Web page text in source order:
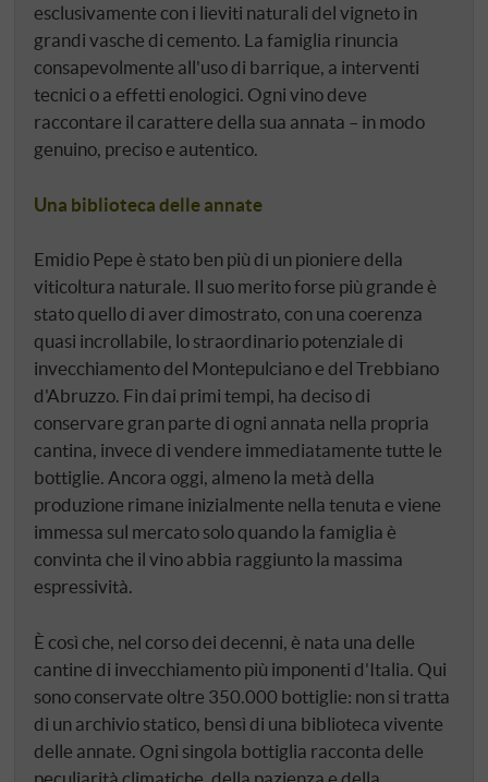
esclusivamente con i lieviti naturali del vigneto in
grandi vasche di cemento. La famiglia rinuncia
consapevolmente all'uso di barrique, a interventi
tecnici o a effetti enologici. Ogni vino deve
raccontare il carattere della sua annata – in modo
genuino, preciso e autentico.
Una biblioteca delle annate
Emidio Pepe è stato ben più di un pioniere della
viticoltura naturale. Il suo merito forse più grande è
stato quello di aver dimostrato, con una coerenza
quasi incrollabile, lo straordinario potenziale di
invecchiamento del Montepulciano e del Trebbiano
d'Abruzzo. Fin dai primi tempi, ha deciso di
conservare gran parte di ogni annata nella propria
cantina, invece di vendere immediatamente tutte le
bottiglie. Ancora oggi, almeno la metà della
produzione rimane inizialmente nella tenuta e viene
immessa sul mercato solo quando la famiglia è
convinta che il vino abbia raggiunto la massima
espressività.
È così che, nel corso dei decenni, è nata una delle
cantine di invecchiamento più imponenti d'Italia. Qui
sono conservate oltre 350.000 bottiglie: non si tratta
di un archivio statico, bensì di una biblioteca vivente
delle annate. Ogni singola bottiglia racconta delle